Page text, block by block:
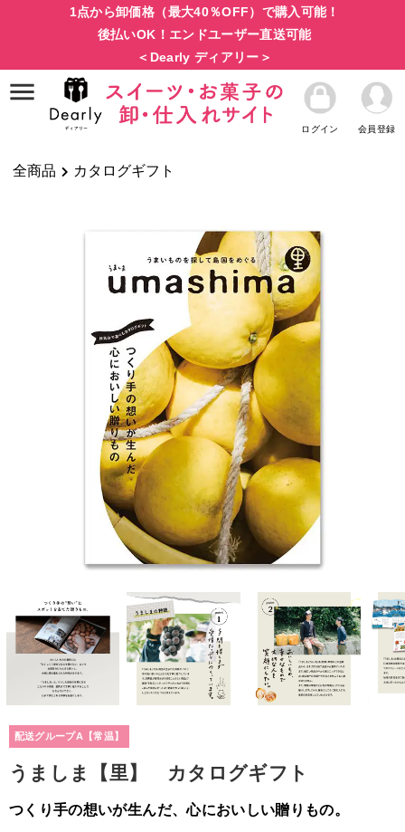
1点から卸価格（最大40％OFF）で購入可能！
後払いOK！エンドユーザー直送可能
＜Dearly ディアリー＞
ログイン 会員登録
全商品 カタログギフト
配送グループA【常温】
うましま【里】 カタログギフト
つくり手の想いが生んだ、心においしい贈りもの。